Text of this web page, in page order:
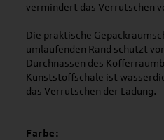
vermindert das Verrutschen
Die praktische
umlaufenden Rand schützt
Durchnässen des
Kunststoffschale ist
das Verrutschen der Ladung.
Farbe: